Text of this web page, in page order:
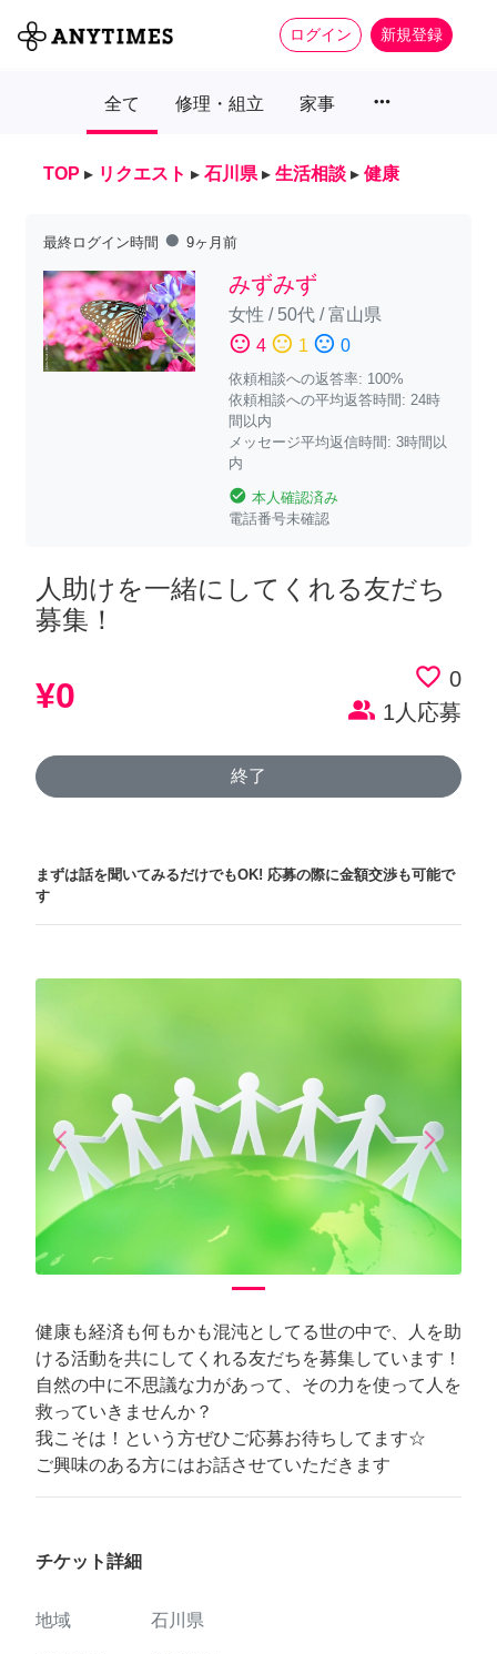
ログイン 新規登録
全て 修理・組立 家事 more_horiz
TOP ▸ リクエスト ▸ 石川県 ▸ 生活相談 ▸ 健康
最終ログイン時間 fiber_manual_record 9ヶ月前
みずみず
女性 / 50代/富山県
sentiment_satisfied 4 sentiment_neutral 1 sentiment_dissatisfied 0
依頼相談への返答率: 100%
依頼相談への平均返答時間: 24時
間以内
メッセージ平均返信時間: 3時間以
内
check_circle 本人確認済み
電話番号未確認
人助けを一緒にしてくれる友だち
募集！
¥0 favorite_border 0
people_alt 1人応募
終了
まずは話を聞いてみるだけでもOK! 応募の際に金額交渉も可能で
す
arrow_back_iosPrevious arrow_forward_iosNext
健康も経済も何もかも混沌としてる世の中で、人を助
ける活動を共にしてくれる友だちを募集しています！
自然の中に不思議な力があって、その力を使って人を
救っていきませんか？
我こそは！という方ぜひご応募お待ちしてます☆
ご興味のある方にはお話させていただきます
チケット詳細
地域 石川県